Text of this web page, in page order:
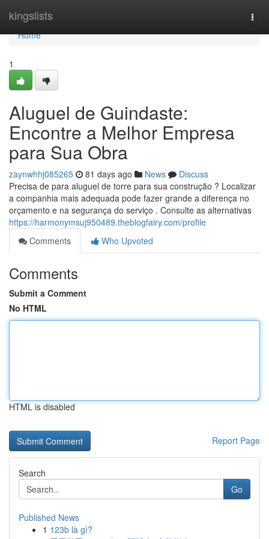
kingslists
Home
Home
1
Aluguel de Guindaste:
Encontre a Melhor Empresa
para Sua Obra
zaynwhhj085265 81 days ago News
Discuss
Precisa de para aluguel de torre para sua construção ? Localizar
a companhia mais adequada pode fazer grande a diferença no
orçamento e na segurança do serviço . Consulte as alternativas
https://harmonymsuj950489.theblogfairy.com/profile
Comments
Who Upvoted
Comments
Submit a Comment
No HTML
HTML is disabled
Report Page
Search
Go
Published News
1 123b là gì?